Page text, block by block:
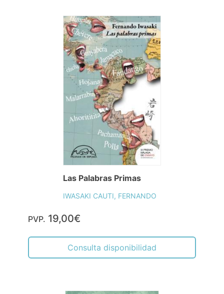
Las Palabras Primas
IWASAKI CAUTI, FERNANDO
PVP. 19,00€
Consulta disponibilidad